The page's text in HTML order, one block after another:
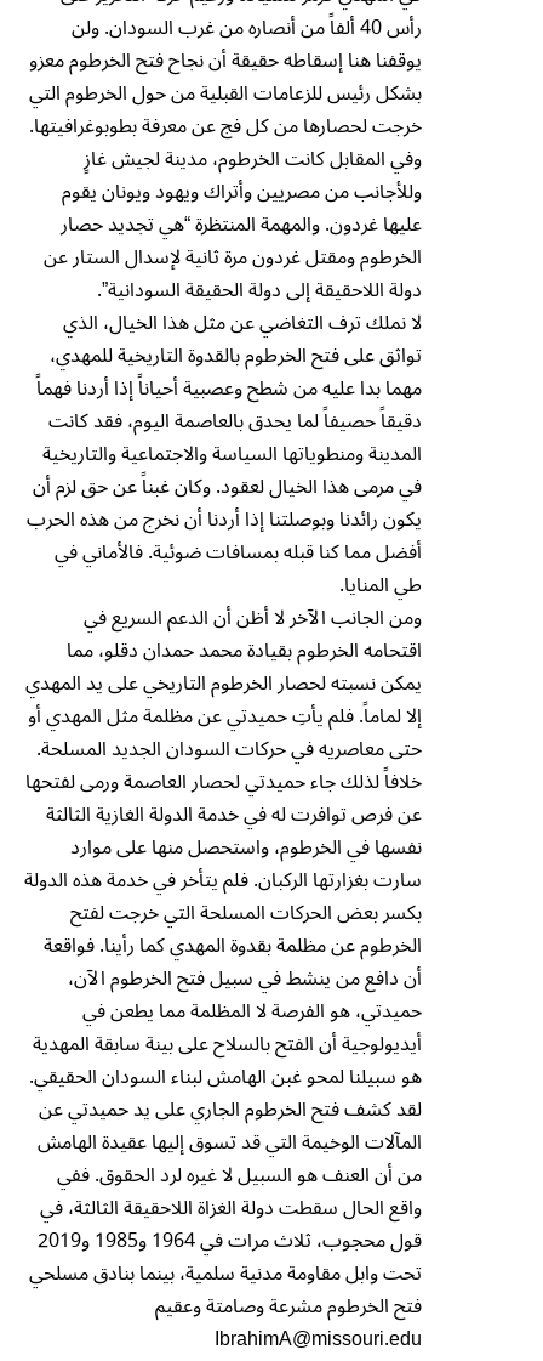
رأس 40 ألفاً من أنصاره من غرب السودان. ولن
يوقفنا هنا إسقاطه حقيقة أن نجاح فتح الخرطوم معزو
بشكل رئيس للزعامات القبلية من حول الخرطوم التي
خرجت لحصارها من كل فج عن معرفة بطوبوغرافيتها.
وفي المقابل كانت الخرطوم، مدينة لجيش غازٍ
وللأجانب من مصريين وأتراك ويهود ويونان يقوم
عليها غردون. والمهمة المنتظرة “هي تجديد حصار
الخرطوم ومقتل غردون مرة ثانية لإسدال الستار عن
دولة اللاحقيقة إلى دولة الحقيقة السودانية”.
لا نملك ترف التغاضي عن مثل هذا الخيال، الذي
تواثق على فتح الخرطوم بالقدوة التاريخية للمهدي،
مهما بدا عليه من شطح وعصبية أحياناً إذا أردنا فهماً
دقيقاً حصيفاً لما يحدق بالعاصمة اليوم، فقد كانت
المدينة ومنطوياتها السياسة والاجتماعية والتاريخية
في مرمى هذا الخيال لعقود. وكان غبناً عن حق لزم أن
يكون رائدنا وبوصلتنا إذا أردنا أن نخرج من هذه الحرب
أفضل مما كنا قبله بمسافات ضوئية. فالأماني في
طي المنايا.
ومن الجانب الآخر لا أظن أن الدعم السريع في
اقتحامه الخرطوم بقيادة محمد حمدان دقلو، مما
يمكن نسبته لحصار الخرطوم التاريخي على يد المهدي
إلا لماماً. فلم يأتِ حميدتي عن مظلمة مثل المهدي أو
حتى معاصريه في حركات السودان الجديد المسلحة.
خلافاً لذلك جاء حميدتي لحصار العاصمة ورمى لفتحها
عن فرص توافرت له في خدمة الدولة الغازية الثالثة
نفسها في الخرطوم، واستحصل منها على موارد
سارت بغزارتها الركبان. فلم يتأخر في خدمة هذه الدولة
بكسر بعض الحركات المسلحة التي خرجت لفتح
الخرطوم عن مظلمة بقدوة المهدي كما رأينا. فواقعة
أن دافع من ينشط في سبيل فتح الخرطوم الآن،
حميدتي، هو الفرصة لا المظلمة مما يطعن في
أيديولوجية أن الفتح بالسلاح على بينة سابقة المهدية
هو سبيلنا لمحو غبن الهامش لبناء السودان الحقيقي.
لقد كشف فتح الخرطوم الجاري على يد حميدتي عن
المآلات الوخيمة التي قد تسوق إليها عقيدة الهامش
من أن العنف هو السبيل لا غيره لرد الحقوق. ففي
واقع الحال سقطت دولة الغزاة اللاحقيقة الثالثة، في
قول محجوب، ثلاث مرات في 1964 و1985 و2019
تحت وابل مقاومة مدنية سلمية، بينما بنادق مسلحي
فتح الخرطوم مشرعة وصامتة وعقيم
IbrahimA@missouri.edu